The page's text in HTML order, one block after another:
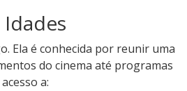
Ela é conhecida por reunir uma
do cinema até programas
a: